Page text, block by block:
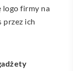
logo firmy na
przez ich